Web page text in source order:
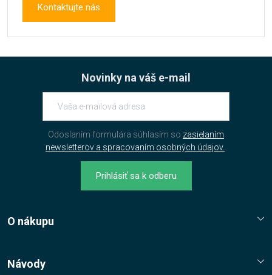
Kontaktujte nás
Novinky na váš e-mail
Odoslaním formulára súhlasím so zasielaním
newsletterov a spracovaním osobných údajov.
Prihlásiť sa k odberu
O nákupu
Jak nakupovat?
Návody